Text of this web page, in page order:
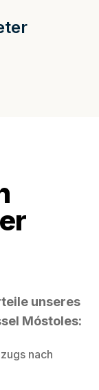
unseres
Móstoles:
nach